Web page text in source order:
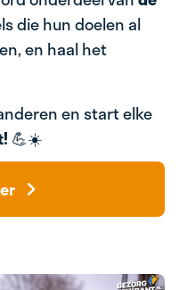
die hun doelen al
en haal het
en start elke
💪☀️